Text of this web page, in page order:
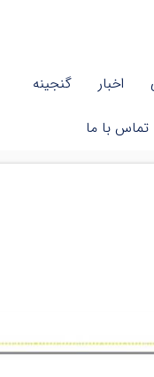
اخبار
گنجینه
تماس با ما